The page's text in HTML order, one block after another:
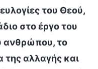
του Θεού,
στο έργο του
ανθρώπου, το
της αλλαγής και